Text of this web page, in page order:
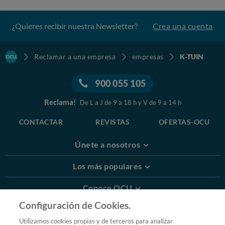
¿Quieres recibir nuestra Newsletter? Crea una cuenta
Reclamar a una empresa empresas K-TUIN
900 055 105
Reclama! De L a J de 9 a 18 h y V de 9 a 14 h
CONTACTAR REVISTAS OFERTAS-OCU
Únete a nosotros
Los más populares
Conoce OCU
Más Información
Configuración de Cookies.
Utilizamos cookies propias y de terceros para analizar